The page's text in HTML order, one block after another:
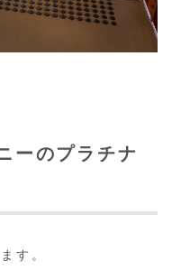
ーのプラチナ
す。